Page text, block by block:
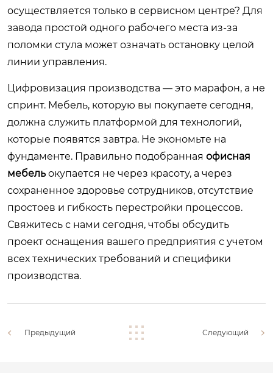
осуществляется только в сервисном центре? Для
завода простой одного рабочего места из-за
поломки стула может означать остановку целой
линии управления.
Цифровизация производства — это марафон, а не
спринт. Мебель, которую вы покупаете сегодня,
должна служить платформой для технологий,
которые появятся завтра. Не экономьте на
фундаменте. Правильно подобранная офисная
мебель окупается не через красоту, а через
сохраненное здоровье сотрудников, отсутствие
простоев и гибкость перестройки процессов.
Свяжитесь с нами сегодня, чтобы обсудить
проект оснащения вашего предприятия с учетом
всех технических требований и специфики
производства.
Предыдущий Следующий